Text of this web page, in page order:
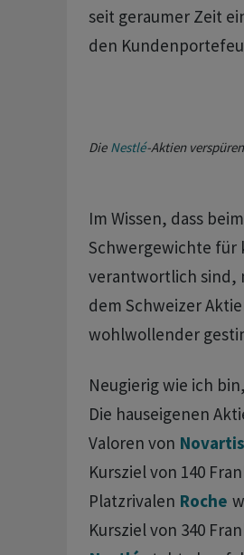
seit geraumer Zeit
den
Die Nestlé-Aktien
Im Wissen, dass beim
Schwergewichte für
verantwortlich sind,
dem Schweizer
wohlwollender
Neugierig wie ich
Die hauseigenen
Valoren von Novartis
Kursziel von 140
Platzrivalen Roche
Kursziel von 340